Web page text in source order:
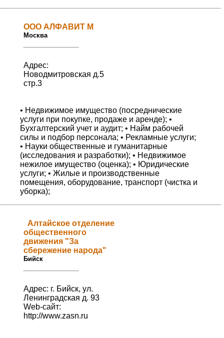
ООО АЛФАВИТ М
Москва
Адрес:
Новодмитровская д.5
стр.3
• Недвижимое имущество (посреднические
услуги при покупке, продаже и аренде); •
Бухгалтерский учет и аудит; • Найм рабочей
силы и подбор персонала; • Рекламные услуги;
• Науки общественные и гуманитарные
(исследования и разработки); • Недвижимое
нежилое имущество (оценка); • Юридические
услуги; • Жилые и производственные
помещения, оборудование, транспорт (чистка и
уборка);
Алтайское отделение
общественного
движения "За
сбережение народа"
Бийск
Адрес: г. Бийск, ул.
Ленинградская д. 93
Web-сайт:
http://www.zasn.ru